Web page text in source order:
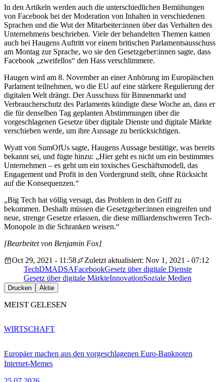
In den Artikeln werden auch die unterschiedlichen Bemühungen
von Facebook bei der Moderation von Inhalten in verschiedenen
Sprachen und die Wut der Mitarbeiter:innen über das Verhalten des
Unternehmens beschrieben. Viele der behandelten Themen kamen
auch bei Haugens Auftritt vor einem britischen Parlamentsausschuss
am Montag zur Sprache, wo sie den Gesetzgeber:innen sagte, dass
Facebook „zweifellos“ den Hass verschlimmere.
Haugen wird am 8. November an einer Anhörung im Europäischen
Parlament teilnehmen, wo die EU auf eine stärkere Regulierung der
digitalen Welt drängt. Der Ausschuss für Binnenmarkt und
Verbraucherschutz des Parlaments kündigte diese Woche an, dass er
die für denselben Tag geplanten Abstimmungen über die
vorgeschlagenen Gesetze über digitale Dienste und digitale Märkte
verschieben werde, um ihre Aussage zu berücksichtigen.
Wyatt von SumOfUs sagte, Haugens Aussage bestätige, was bereits
bekannt sei, und fügte hinzu: „Hier geht es nicht um ein bestimmtes
Unternehmen – es geht um ein toxisches Geschäftsmodell, das
Engagement und Profit in den Vordergrund stellt, ohne Rücksicht
auf die Konsequenzen.“
„Big Tech hat völlig versagt, das Problem in den Griff zu
bekommen. Deshalb müssen die Gesetzgeber:innen eingreifen und
neue, strenge Gesetze erlassen, die diese milliardenschweren Tech-
Monopole in die Schranken weisen.“
[Bearbeitet von Benjamin Fox]
Oct 29, 2021 - 11:58
Zuletzt aktualisiert: Nov 1, 2021 - 07:12
TechDMADSAFacebookGesetz über digitale Dienste
Gesetz über digitale MärkteInnovationSoziale Medien
Drucken Aktie
MEIST GELESEN
Europäer machen aus den vorgeschlagenen Euro-Banknoten
Internet-Memes
WIRTSCHAFT